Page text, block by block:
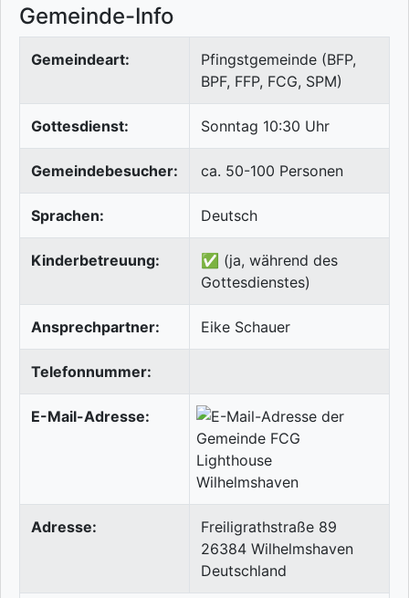
Gemeinde-Info
Gemeindeart:
Pfingstgemeinde (BFP,
BPF, FFP, FCG, SPM)
Gottesdienst: Sonntag 10:30 Uhr
Gemeindebesucher: ca. 50-100 Personen
Sprachen: Deutsch
Kinderbetreuung:
✅ (ja, während des
Gottesdienstes)
Ansprechpartner: Eike Schauer
Telefonnummer:
E-Mail-Adresse:
Adresse:
Freiligrathstraße 89
26384 Wilhelmshaven
Deutschland